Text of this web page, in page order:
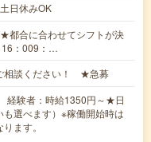
日休みOK
都合に合わせてシフトが決
16：009：…
相談ください！ ★急募
経験者：時給1350円～★日
選べます）※稼働開始時は
ます。